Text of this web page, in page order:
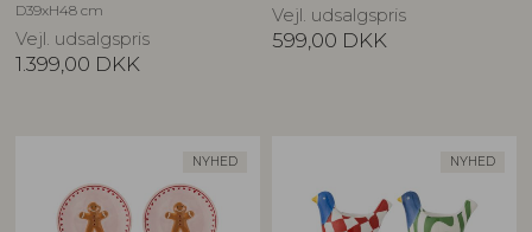
D39xH48 cm
Vejl. udsalgspris
1.399,00 DKK
Vejl. udsalgspris
599,00 DKK
NYHED NYHED